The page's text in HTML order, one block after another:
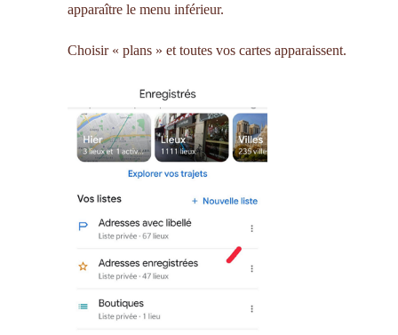
apparaître le menu inférieur.
Choisir « plans » et toutes vos cartes apparaissent.